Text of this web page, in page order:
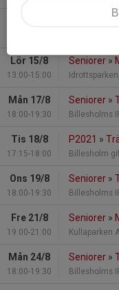
Lör 15/8
13:00-15:00
Seniorer »
Mån 17/8
18:00-19:30
Seniorer »
Billesholms
Tis 18/8
17:15-18:00
P2021 »
Billesholm
Ons 19/8
18:00-19:30
Seniorer »
Billesholms
Fre 21/8
19:00-21:00
Seniorer »
Kullaparken
Mån 24/8
18:00-19:30
Seniorer »
Billesholms